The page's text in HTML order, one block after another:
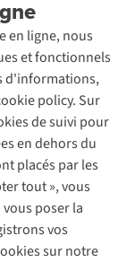
en ligne, nous
et fonctionnels
d'informations,
policy. Sur
de suivi pour
en dehors du
placés par les
tout », vous
poser la
vos
sur notre